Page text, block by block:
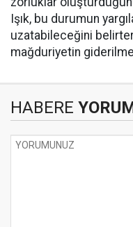
Işık, bu durumun
uzatabileceğini
mağduriyetin
HABERE